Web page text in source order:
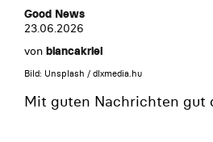
Good News
23.06.2026
von biancakriel
Bild: Unsplash / dlxmedia.hu
Mit guten Nachrichten gut